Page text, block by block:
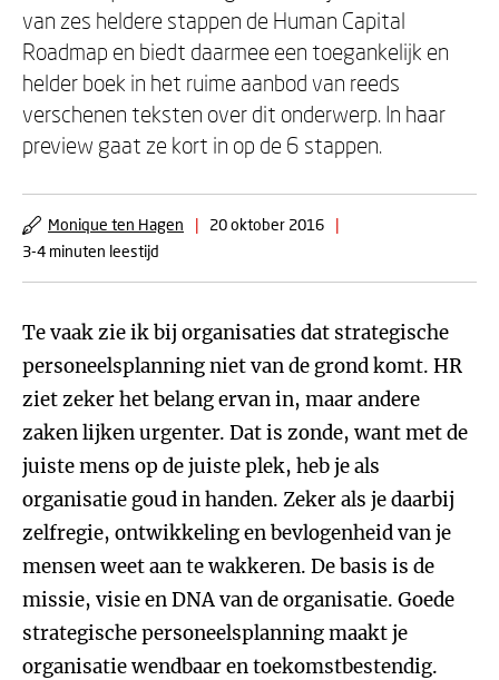
van zes heldere stappen de Human Capital
Roadmap en biedt daarmee een toegankelijk en
helder boek in het ruime aanbod van reeds
verschenen teksten over dit onderwerp. In haar
preview gaat ze kort in op de 6 stappen.
Monique ten Hagen | 20 oktober 2016
|
3-4 minuten leestijd
Te vaak zie ik bij organisaties dat strategische
personeelsplanning niet van de grond komt. HR
ziet zeker het belang ervan in, maar andere
zaken lijken urgenter. Dat is zonde, want met de
juiste mens op de juiste plek, heb je als
organisatie goud in handen. Zeker als je daarbij
zelfregie, ontwikkeling en bevlogenheid van je
mensen weet aan te wakkeren. De basis is de
missie, visie en DNA van de organisatie. Goede
strategische personeelsplanning maakt je
organisatie wendbaar en toekomstbestendig.